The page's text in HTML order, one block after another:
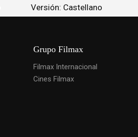
Versión: Castellano
Grupo Filmax
Filmax Internacional
Cines Filmax